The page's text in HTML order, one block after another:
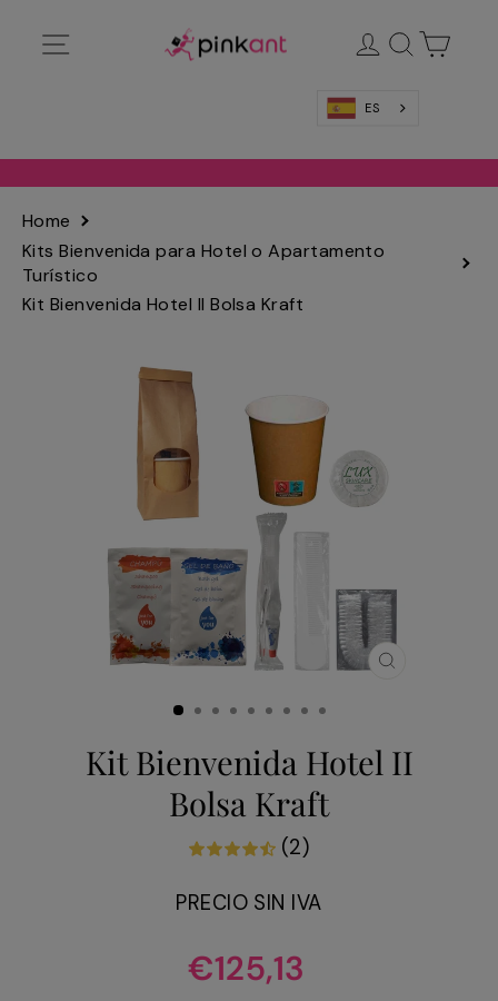
directamente
Ingresar
Buscar
ES
Home
Kits Bienvenida para Hotel o Apartamento
Turístico
Kit Bienvenida Hotel II Bolsa Kraft
Kit Bienvenida Hotel II
Bolsa Kraft
(2)
PRECIO SIN IVA
Precio
habitual
€125,13